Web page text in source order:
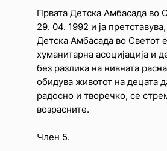
Првата Детска Амбасада во
29. 04. 1992 и ја
Детска Амбасада во Светот
хуманитарна асоцијација и
без разлика на нивната
обидува животот на децата
радосно и творечко, се
возрасните.
Член 5.